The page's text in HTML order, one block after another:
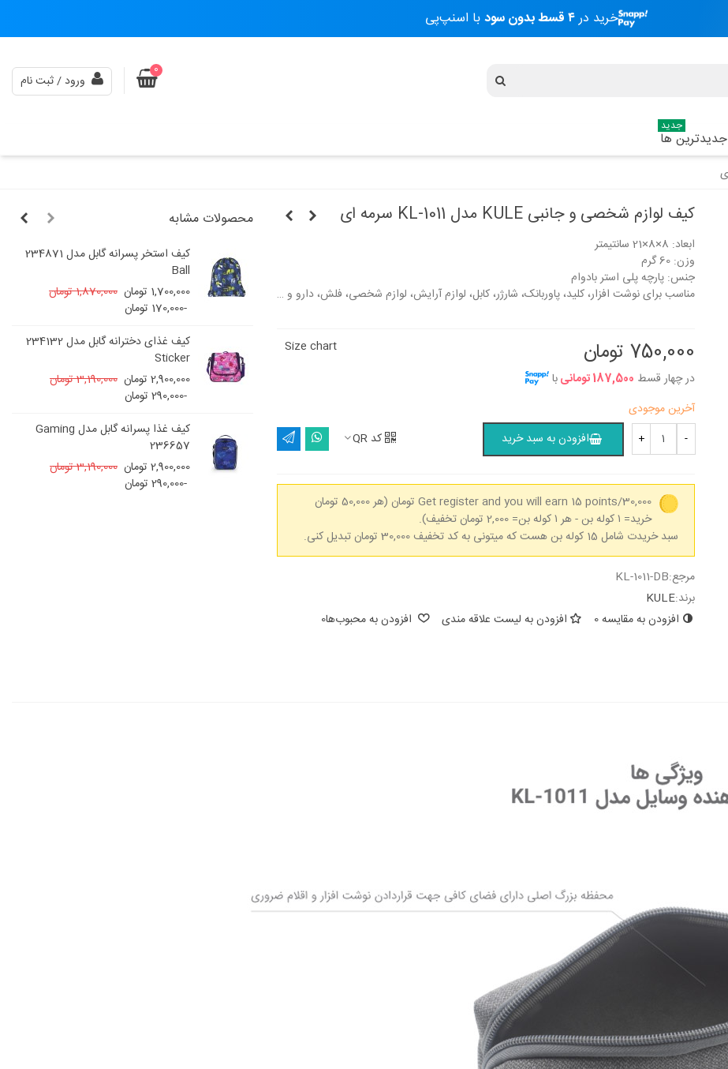
خرید در۴ قسط بدون سود با اسنپ‌پی
0
ورود / ثبت نام
جدیدترین ها
جدید
کیف لوازم شخصی و جانبی KULE مدل KL-1011 سرمه ای
ابعاد: 8×8×21 سانتیمتر
وزن: 60 گرم
جنس: پارچه پلی استر بادوام
مناسب برای نوشت افزار، کلید، پاوربانک، شارژر، کابل، لوازم آرایش، لوازم شخصی، فلش، دارو و …
750,000 تومان
در چهار قسط 187,500 تومانی با
Size chart
آخرین موجودی
-
+ افزودن به سبد خرید کد QR
Get register and you will earn 15 points/30,000 تومان
(هر 50,000 تومان
خرید= ۱ کوله بن - هر ۱ کوله بن= 2,000 تومان تخفیف).
سبد خریدت شامل 15 کوله بن هست که میتونی به کد تخفیف 30,000 تومان تبدیل کنی.
مرجع:KL-1011-DB
برند:KULE
افزودن به مقایسه0 افزودن به لیست علاقه مندی افزودن به محبوب‌ها0
محصولات مشابه
کیف استخر پسرانه گابل مدل 234871
Ball
1,700,000 تومان
1,870,000 تومان
-170,000 تومان
کیف غذای دخترانه گابل مدل 234132
Sticker
2,900,000 تومان
3,190,000 تومان
-290,000 تومان
کیف غذا پسرانه گابل مدل Gaming
236657
2,900,000 تومان
3,190,000 تومان
-290,000 تومان